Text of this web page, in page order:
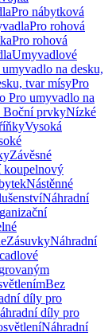
Pro nábytková
Pro rohová
Pro rohová
Umyvadlové
na desku,
tvar mísyPro
Pro umyvadlo na
Boční prvkyNízké
Vysoká
Závěsné
koupelnový
Nástěnné
Náhradní
ZásuvkyNáhradní
Bez
díly pro
díly pro
Náhradní